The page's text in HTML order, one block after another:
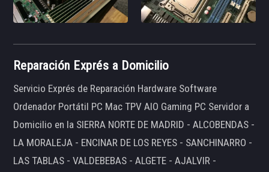
Reparación Exprés a Domicilio
Servicio Exprés de Reparación Hardware Software
Ordenador Portátil PC Mac TPV AIO Gaming PC Servidor a
Domicilio en la SIERRA NORTE DE MADRID - ALCOBENDAS -
LA MORALEJA - ENCINAR DE LOS REYES - SANCHINARRO -
LAS TABLAS - VALDEBEBAS - ALGETE - AJALVIR -